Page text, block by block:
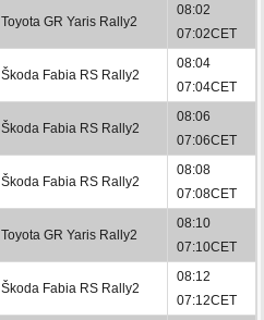
Toyota GR Yaris Rally2
08:02
07:02CET
Škoda Fabia RS Rally2
08:04
07:04CET
Škoda Fabia RS Rally2
08:06
07:06CET
Škoda Fabia RS Rally2
08:08
07:08CET
Toyota GR Yaris Rally2
08:10
07:10CET
Škoda Fabia RS Rally2
08:12
07:12CET